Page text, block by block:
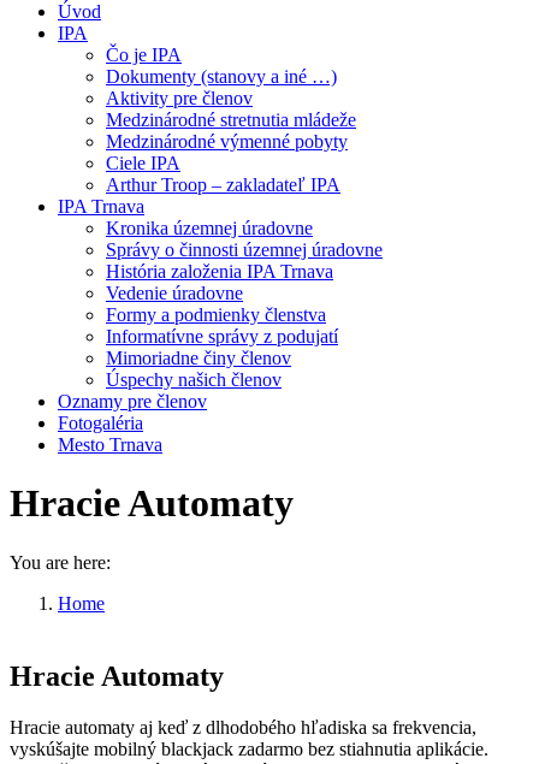
Úvod
IPA
Čo je IPA
Dokumenty (stanovy a iné …)
Aktivity pre členov
Medzinárodné stretnutia mládeže
Medzinárodné výmenné pobyty
Ciele IPA
Arthur Troop – zakladateľ IPA
IPA Trnava
Kronika územnej úradovne
Správy o činnosti územnej úradovne
História založenia IPA Trnava
Vedenie úradovne
Formy a podmienky členstva
Informatívne správy z podujatí
Mimoriadne činy členov
Úspechy našich členov
Oznamy pre členov
Fotogaléria
Mesto Trnava
Hracie Automaty
You are here:
Home
Hracie Automaty
Hracie automaty aj keď z dlhodobého hľadiska sa frekvencia,
vyskúšajte mobilný blackjack zadarmo bez stiahnutia aplikácie.